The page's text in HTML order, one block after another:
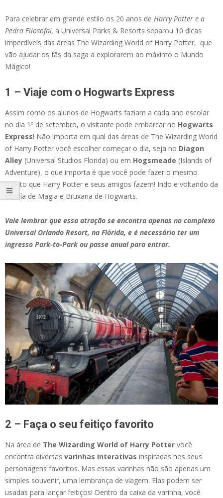
Para celebrar em grande estilo os 20 anos de Harry Potter e a
Pedra Filosofal, a Universal Parks & Resorts separou 10 dicas
imperdíveis das áreas The Wizarding World of Harry Potter, que
vão ajudar os fãs da saga a explorarem ao máximo o Mundo
Mágico!
1 – Viaje com o Hogwarts Express
Assim como os alunos de Hogwarts faziam a cada ano escolar
no dia 1º de setembro, o visitante pode embarcar no Hogwarts
Express! Não importa em qual das áreas de The Wizarding World
of Harry Potter você escolher começar o dia, seja no Diagon
Alley (Universal Studios Florida) ou em Hogsmeade (Islands of
Adventure), o que importa é que você pode fazer o mesmo
trajeto que Harry Potter e seus amigos fazem! Indo e voltando da
Escola de Magia e Bruxaria de Hogwarts.
Vale lembrar que essa atração se encontra apenas no complexo
Universal Orlando Resort, na Flórida, e é necessário ter um
ingresso Park-to-Park ou passe anual para entrar.
2 – Faça o seu feitiço favorito
Na área de The Wizarding World of Harry Potter você
encontra diversas varinhas interativas inspiradas nos seus
personagens favoritos. Mas essas varinhas não são apenas um
simples souvenir, uma lembrança de viagem. Elas podem ser
usadas para lançar feitiços! Dentro da caixa da varinha, você